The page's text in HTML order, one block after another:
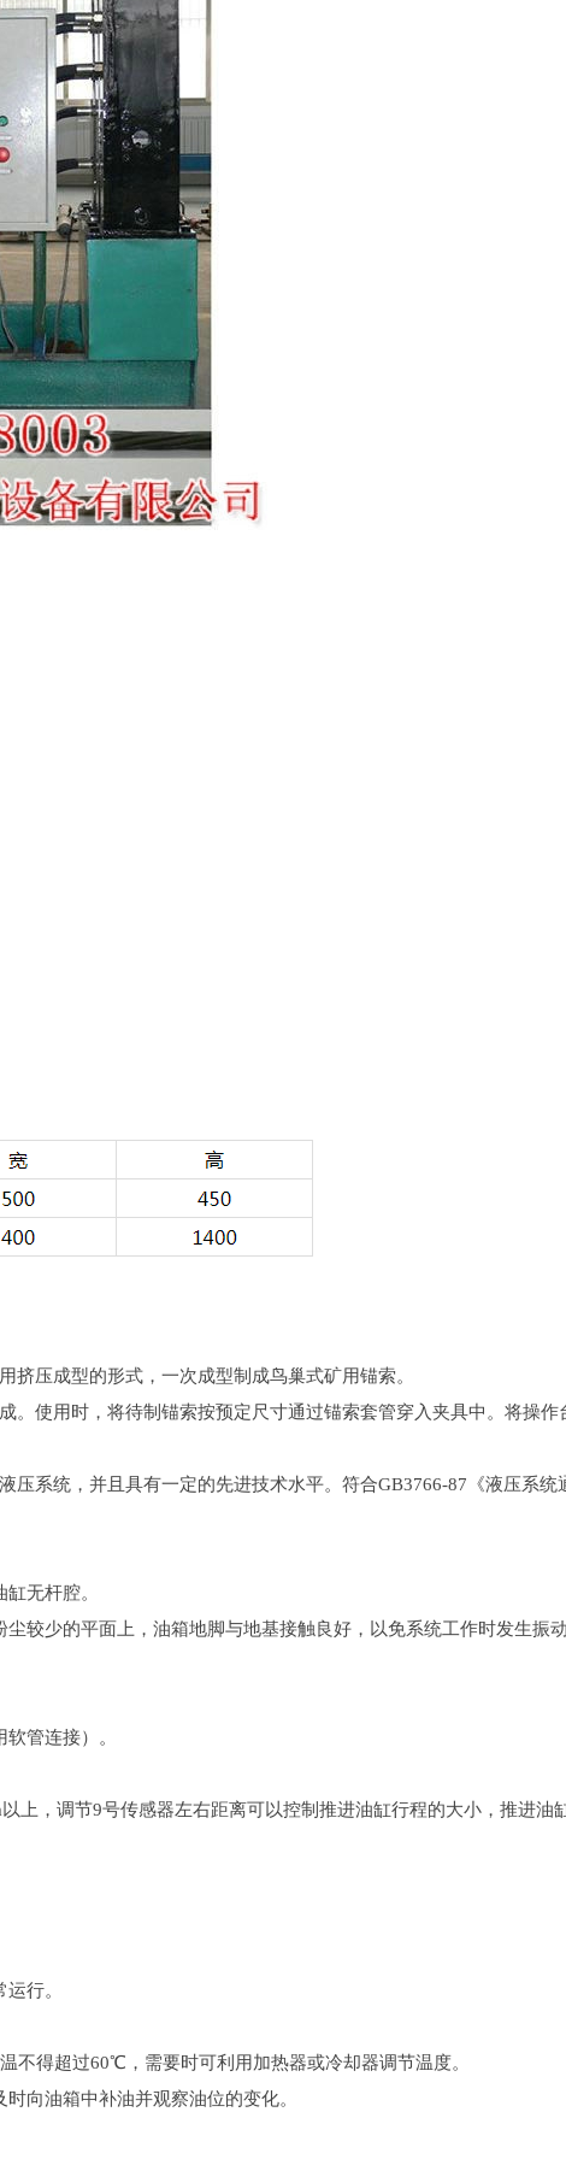
压成型的形式，一次成型制成鸟巢式矿用锚索。
。使用时，将待制锚索按预定尺寸通过锚索套管穿入夹具中。将操
系统，并且具有一定的先进技术水平。符合GB3766-87《液压系统
无杆腔。
较少的平面上，油箱地脚与地基接触良好，以免系统工作时发生振
管连接）。
上，调节9号传感器左右距离可以控制推进油缸行程的大小，推进油
行。
得超过60℃，需要时可利用加热器或冷却器调节温度。
向油箱中补油并观察油位的变化。